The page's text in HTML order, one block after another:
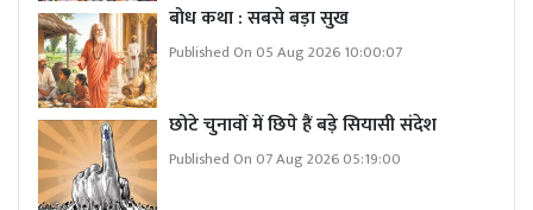
बोध कथा : सबसे बड़ा सुख
Published On 05 Aug 2026 10:00:07
छोटे चुनावों में छिपे हैं बड़े सियासी संदेश
Published On 07 Aug 2026 05:19:00